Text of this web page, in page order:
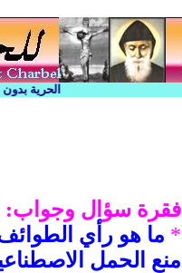
الحرية
فقرة سؤال وجواب:
* ما هو رأي
منع الحمل الاصطناع